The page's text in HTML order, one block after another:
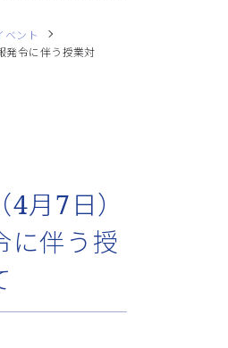
ベント
発令に伴う授業対
月7日）
に伴う授